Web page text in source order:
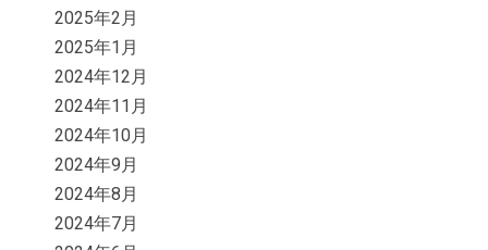
2025年2月
2025年1月
2024年12月
2024年11月
2024年10月
2024年9月
2024年8月
2024年7月